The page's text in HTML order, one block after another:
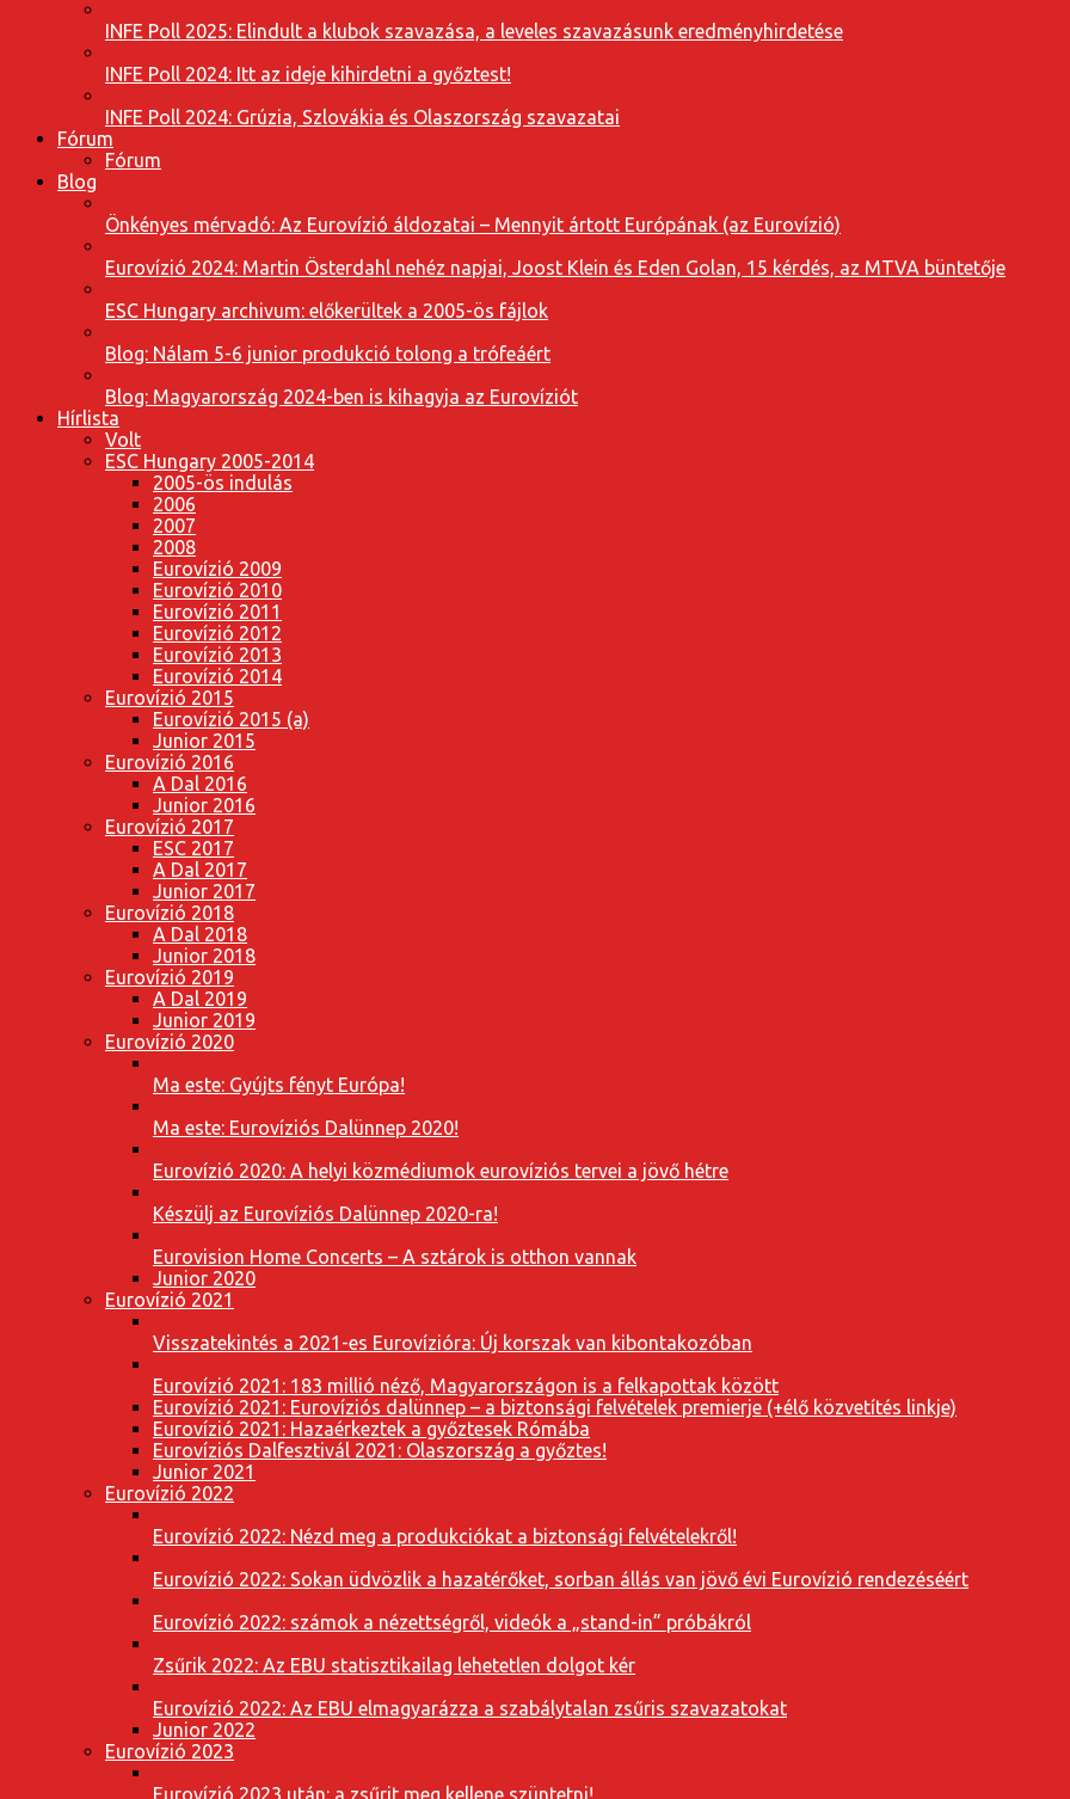
INFE Poll 2025: Elindult a klubok szavazása, a leveles szavazásunk eredményhirdetése
INFE Poll 2024: Itt az ideje kihirdetni a győztest!
INFE Poll 2024: Grúzia, Szlovákia és Olaszország szavazatai
Fórum
Fórum
Blog
Önkényes mérvadó: Az Eurovízió áldozatai – Mennyit ártott Európának (az Eurovízió)
Eurovízió 2024: Martin Österdahl nehéz napjai, Joost Klein és Eden Golan, 15 kérdés, az MTVA büntetője
ESC Hungary archivum: előkerültek a 2005-ös fájlok
Blog: Nálam 5-6 junior produkció tolong a trófeáért
Blog: Magyarország 2024-ben is kihagyja az Eurovíziót
Hírlista
Volt
ESC Hungary 2005-2014
2005-ös indulás
2006
2007
2008
Eurovízió 2009
Eurovízió 2010
Eurovízió 2011
Eurovízió 2012
Eurovízió 2013
Eurovízió 2014
Eurovízió 2015
Eurovízió 2015 (a)
Junior 2015
Eurovízió 2016
A Dal 2016
Junior 2016
Eurovízió 2017
ESC 2017
A Dal 2017
Junior 2017
Eurovízió 2018
A Dal 2018
Junior 2018
Eurovízió 2019
A Dal 2019
Junior 2019
Eurovízió 2020
Ma este: Gyújts fényt Európa!
Ma este: Eurovíziós Dalünnep 2020!
Eurovízió 2020: A helyi közmédiumok eurovíziós tervei a jövő hétre
Készülj az Eurovíziós Dalünnep 2020-ra!
Eurovision Home Concerts – A sztárok is otthon vannak
Junior 2020
Eurovízió 2021
Visszatekintés a 2021-es Eurovízióra: Új korszak van kibontakozóban
Eurovízió 2021: 183 millió néző, Magyarországon is a felkapottak között
Eurovízió 2021: Eurovíziós dalünnep – a biztonsági felvételek premierje (+élő közvetítés linkje)
Eurovízió 2021: Hazaérkeztek a győztesek Rómába
Eurovíziós Dalfesztivál 2021: Olaszország a győztes!
Junior 2021
Eurovízió 2022
Eurovízió 2022: Nézd meg a produkciókat a biztonsági felvételekről!
Eurovízió 2022: Sokan üdvözlik a hazatérőket, sorban állás van jövő évi Eurovízió rendezéséért
Eurovízió 2022: számok a nézettségről, videók a „stand-in” próbákról
Zsűrik 2022: Az EBU statisztikailag lehetetlen dolgot kér
Eurovízió 2022: Az EBU elmagyarázza a szabálytalan zsűris szavazatokat
Junior 2022
Eurovízió 2023
Eurovízió 2023 után: a zsűrit meg kellene szüntetni!